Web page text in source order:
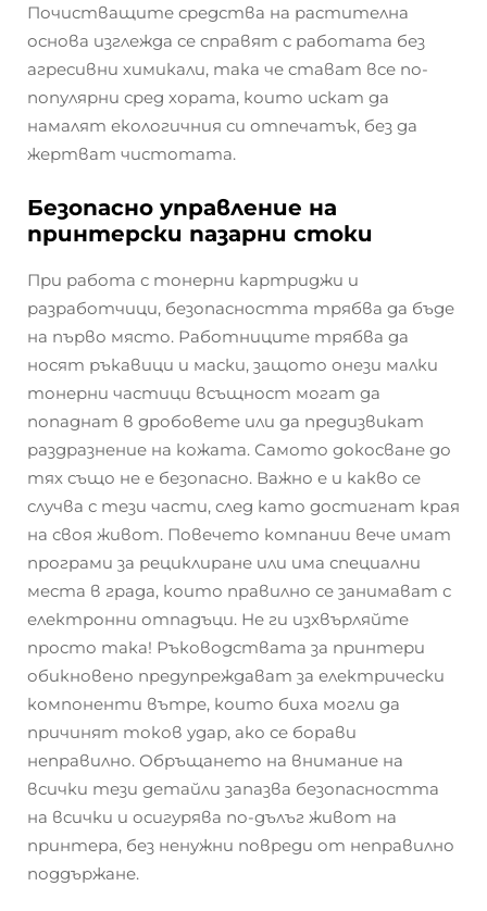
Почистващите средства на растителна
основа изглежда се справят с работата без
агресивни химикали, така че стават все по-
популярни сред хората, които искат да
намалят екологичния си отпечатък, без да
жертват чистотата.
Безопасно управление на
принтерски пазарни стоки
При работа с тонерни картриджи и
разработчици, безопасността трябва да бъде
на първо място. Работниците трябва да
носят ръкавици и маски, защото онези малки
тонерни частици всъщност могат да
попаднат в дробовете или да предизвикат
раздразнение на кожата. Самото докосване до
тях също не е безопасно. Важно е и какво се
случва с тези части, след като достигнат края
на своя живот. Повечето компании вече имат
програми за рециклиране или има специални
места в града, които правилно се занимават с
електронни отпадъци. Не ги изхвърляйте
просто така! Ръководствата за принтери
обикновено предупреждават за електрически
компоненти вътре, които биха могли да
причинят токов удар, ако се борави
неправилно. Обръщането на внимание на
всички тези детайли запазва безопасността
на всички и осигурява по-дълъг живот на
принтера, без ненужни повреди от неправилно
поддържане.